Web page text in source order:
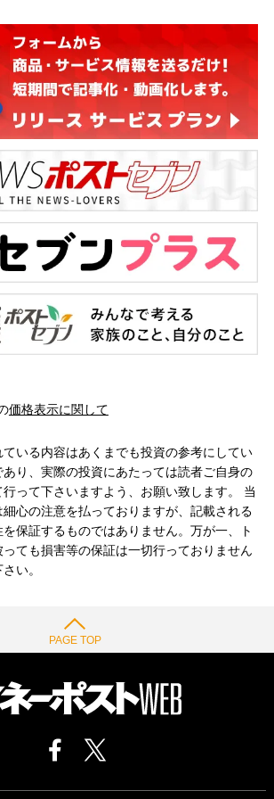
価格表示に関して
いる内容はあくまでも投資の参考にしてい
り、実際の投資にあたっては読者ご自身の
って下さいますよう、お願い致します。 当
心の注意を払っておりますが、記載される
保証するものではありません。万が一、ト
ても損害等の保証は一切行っておりません
い。
PAGE TOP